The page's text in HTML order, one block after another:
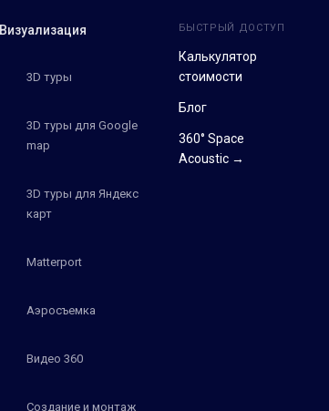
Визуализация
3D туры
3D туры для Google
map
3D туры для Яндекс
карт
Matterport
Аэросъемка
Видео 360
Создание и монтаж
БЫСТРЫЙ ДОСТУП
Калькулятор
стоимости
Блог
360° Space
Acoustic →